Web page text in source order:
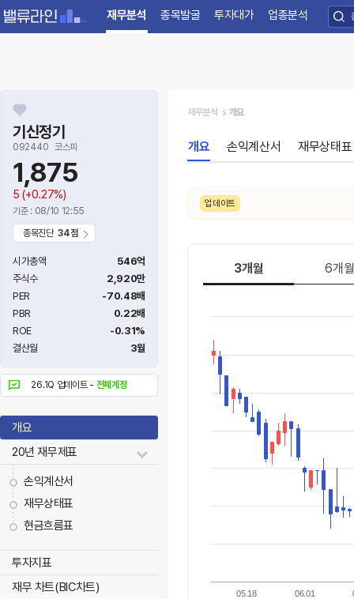
재무분석 종목발굴 투자대가 업종분석
기신정기
092440 코스피
1,875
5 (+0.27%)
기준 : 08/10 12:55
종목진단34점
시가총액
546억
주식수
2,920만
PER
-70.48배
PBR
0.22배
ROE
-0.31%
결산월
3월
26.1Q 업데이트 - 전체계정
개요
20년 재무제표
손익계산서
재무상태표
현금흐름표
투자지표
재무 차트(BIC차트)
재무분석 개요
개요 손익계산서 재무상태표
업데이트
수급 신호가 매우약함 → 약함 으로 변동되었습니다.
3개월 6개월
05.18 06.01